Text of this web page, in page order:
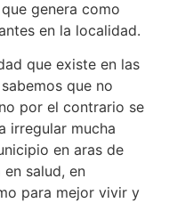
genera como
en la localidad.
que existe en las
que no
por el contrario se
irregular mucha
en aras de
salud, en
para mejor vivir y